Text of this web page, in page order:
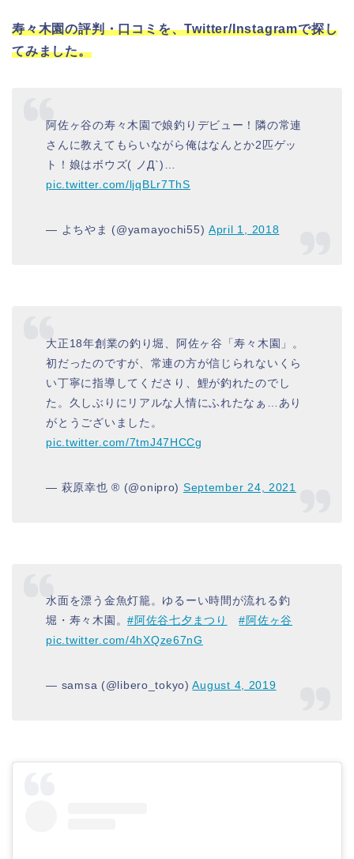
寿々木園の評判・口コミを、Twitter/Instagramで探し
てみました。
阿佐ヶ谷の寿々木園で娘釣りデビュー！隣の常連
さんに教えてもらいながら俺はなんとか2匹ゲッ
ト！娘はボウズ( ノД`)…
pic.twitter.com/ljqBLr7ThS
— よちやま (@yamayochi55)April 1, 2018
大正18年創業の釣り堀、阿佐ヶ谷「寿々木園」。
初だったのですが、常連の方が信じられないくら
い丁寧に指導してくださり、鯉が釣れたのでし
た。久しぶりにリアルな人情にふれたなぁ…あり
がとうございました。
pic.twitter.com/7tmJ47HCCg
— 萩原幸也 ®️ (@onipro) September 24, 2021
水面を漂う金魚灯籠。ゆるーい時間が流れる釣
堀・寿々木園。#阿佐谷七夕まつり
#阿佐ヶ谷
pic.twitter.com/4hXQze67nG
— samsa (@libero_tokyo)August 4, 2019